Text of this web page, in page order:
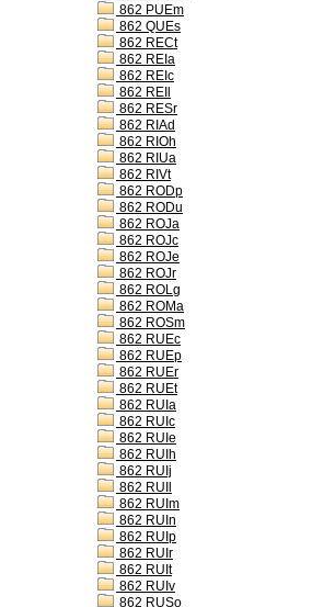
862 PUEm
862 QUEs
862 RECt
862 REIa
862 REIc
862 REIl
862 RESr
862 RIAd
862 RIOh
862 RIUa
862 RIVt
862 RODp
862 RODu
862 ROJa
862 ROJc
862 ROJe
862 ROJr
862 ROLg
862 ROMa
862 ROSm
862 RUEc
862 RUEp
862 RUEr
862 RUEt
862 RUIa
862 RUIc
862 RUIe
862 RUIh
862 RUIj
862 RUIl
862 RUIm
862 RUIn
862 RUIp
862 RUIr
862 RUIt
862 RUIv
862 RUSo